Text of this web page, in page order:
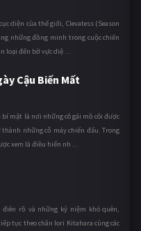
diện của thế giới, Clevatess (Season
những đồng minh trong cuộc chiến
loại đến bờ vực diệ ...
Cậu Biến Mất
mật là nơi những cô gái mồ côi được
những cỗ máy chiến đấu. Trong
xem là điều hiển nh ...
rồ và những kỷ niệm khó quên,
tục theo chân Iori Kitahara cùng các